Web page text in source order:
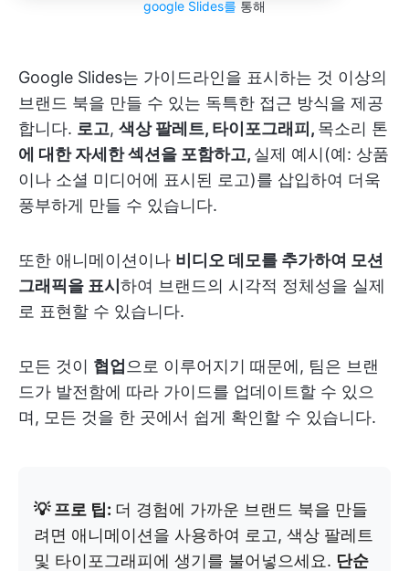
google Slides를 통해
Google Slides는 가이드라인을 표시하는 것 이상의
브랜드 북을 만들 수 있는 독특한 접근 방식을 제공
합니다. 로고, 색상 팔레트, 타이포그래피, 목소리 톤
에 대한 자세한 섹션을 포함하고, 실제 예시 (예: 상품
이나 소셜 미디어에 표시된 로고)를 삽입하여 더욱
풍부하게 만들 수 있습니다.
또한 애니메이션이나 비디오 데모를 추가하여 모션
그래픽을 표시 하여 브랜드의 시각적 정체성을 실제
로 표현할 수 있습니다.
모든 것이 협업 으로 이루어지기 때문에, 팀은 브랜
드가 발전함에 따라 가이드를 업데이트할 수 있으
며, 모든 것을 한 곳에서 쉽게 확인할 수 있습니다.
💡 프로 팁: 더 경험에 가까운 브랜드 북을 만들
려면 애니메이션을 사용하여 로고, 색상 팔레트
및 타이포그래피에 생기를 불어넣으세요. 단순